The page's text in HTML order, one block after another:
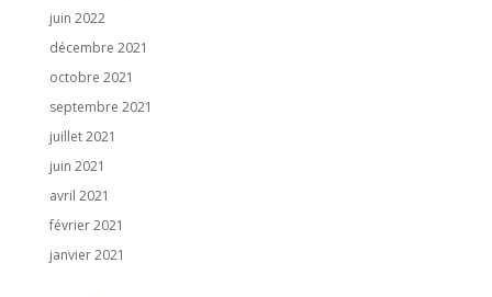
juin 2022
décembre 2021
octobre 2021
septembre 2021
juillet 2021
juin 2021
avril 2021
février 2021
janvier 2021